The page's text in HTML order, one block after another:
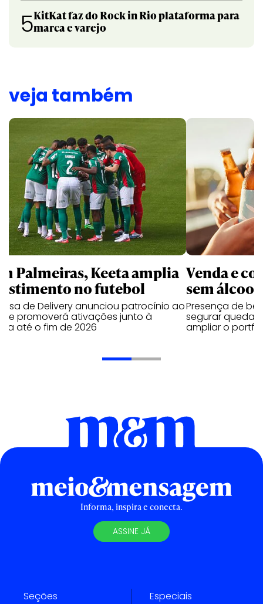
5KitKat faz do Rock in Rio plataforma para
marca e varejo
veja também
Palmeiras, Keeta amplia
no futebol
de Delivery anunciou patrocínio ao
e promoverá ativações junto à
até o fim de 2026
Venda e
sem
Presença de
segurar queda
ampliar o
Informa, inspira e conecta.
ASSINE JÁ
Seções Especiais